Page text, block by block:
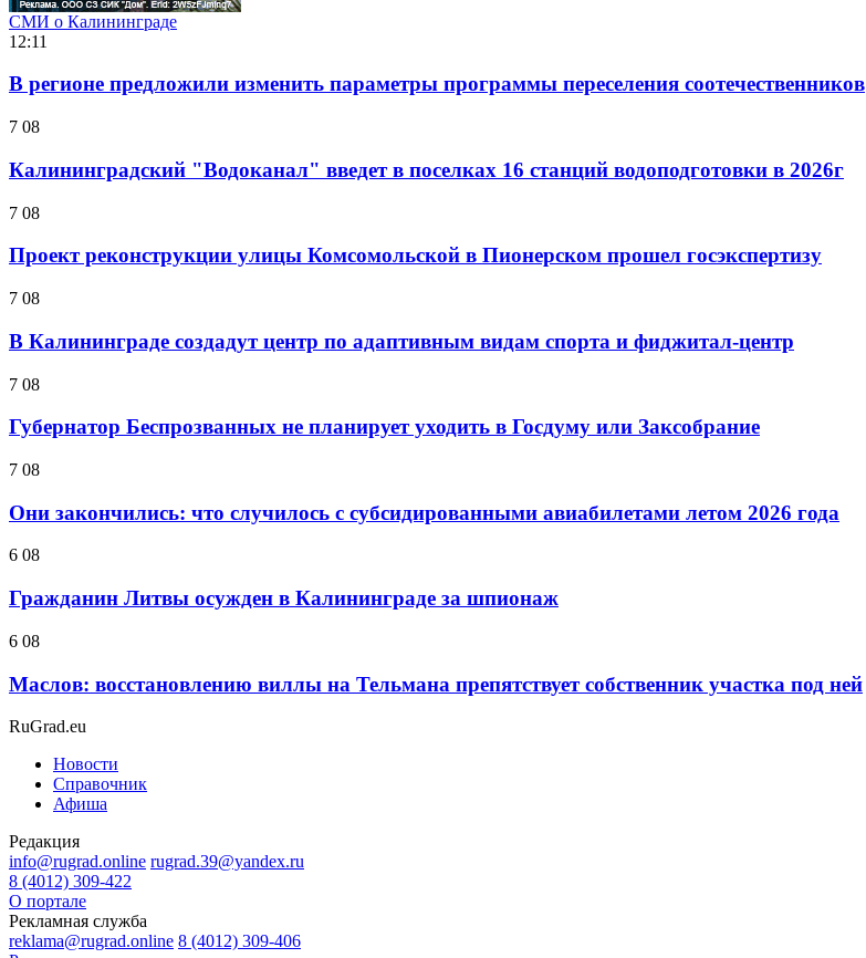
СМИ о Калининграде
12:11
В регионе предложили изменить параметры программы переселения соотечественников
7 08
Калининградский "Водоканал" введет в поселках 16 станций водоподготовки в 2026г
7 08
Проект реконструкции улицы Комсомольской в Пионерском прошел госэкспертизу
7 08
В Калининграде создадут центр по адаптивным видам спорта и фиджитал-центр
7 08
Губернатор Беспрозванных не планирует уходить в Госдуму или Заксобрание
7 08
Они закончились: что случилось с субсидированными авиабилетами летом 2026 года
6 08
Гражданин Литвы осужден в Калининграде за шпионаж
6 08
Маслов: восстановлению виллы на Тельмана препятствует собственник участка под ней
RuGrad.eu
Новости
Справочник
Афиша
Редакция
info@rugrad.online rugrad.39@yandex.ru
8 (4012) 309-422
О портале
Рекламная служба
reklama@rugrad.online 8 (4012) 309-406